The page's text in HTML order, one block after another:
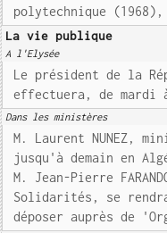
polytechnique
La vie publique
A l'Elysée
Le président de la
effectuera, de mardi
Dans les ministères
M. Laurent NUNEZ,
jusqu'à demain en
M. Jean-Pierre
Solidarités, se
déposer auprès de